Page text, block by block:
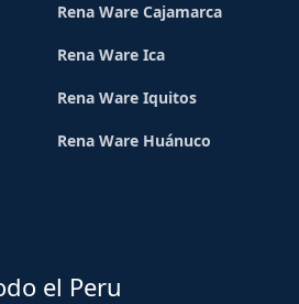
Rena Ware Cajamarca
Rena Ware Ica
Rena Ware Iquitos
Rena Ware Huánuco
el Peru